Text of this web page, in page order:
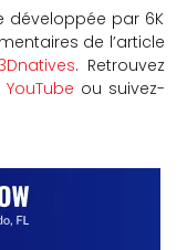
développée par 6K
de l’article
. Retrouvez
YouTube ou suivez-